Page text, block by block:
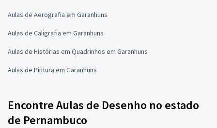
Aulas de Aerografia em Garanhuns
Aulas de Caligrafia em Garanhuns
Aulas de Histórias em Quadrinhos em Garanhuns
Aulas de Pintura em Garanhuns
Encontre Aulas de Desenho no estado
de Pernambuco